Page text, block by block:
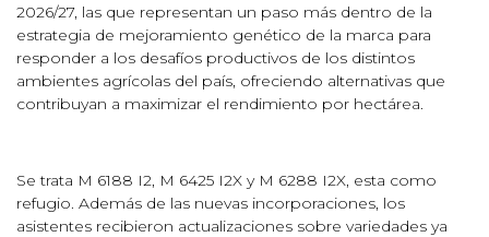
2026/27, las que representan un paso más dentro de la
estrategia de mejoramiento genético de la marca para
responder a los desafíos productivos de los distintos
ambientes agrícolas del país, ofreciendo alternativas que
contribuyan a maximizar el rendimiento por hectárea.
Se trata M 6188 I2, M 6425 I2X y M 6288 I2X, esta como
refugio. Además de las nuevas incorporaciones, los
asistentes recibieron actualizaciones sobre variedades ya